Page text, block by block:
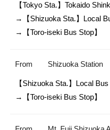
【Tokyo Sta.】Tokaido
→【Shizuoka Sta.】Local
→【Toro-iseki Bus Stop】
From Shizuoka Station
【Shizuoka Sta.】Local
→【Toro-iseki Bus Stop】